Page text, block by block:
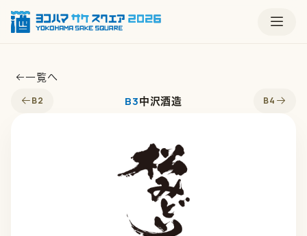
一覧へ
B2 B3 中沢酒造 B4